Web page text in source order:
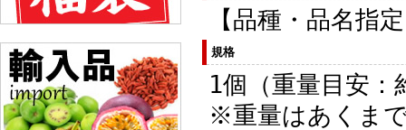
【品種・品名指
規格
1個（重量目安：
※重量はあくま